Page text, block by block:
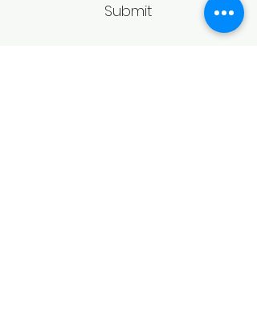
Submit